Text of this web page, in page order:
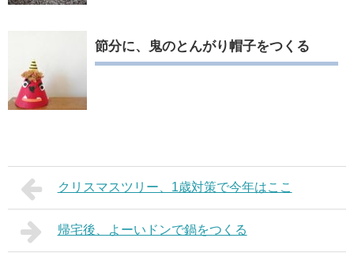
節分に、鬼のとんがり帽子をつくる
クリスマスツリー、1歳対策で今年はここ
帰宅後、よーいドンで鍋をつくる